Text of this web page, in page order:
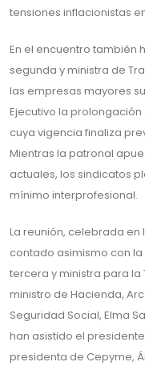
tensiones inflacionistas
En el encuentro también
segunda y ministra de
las empresas mayores
Ejecutivo la
cuya vigencia finaliza
Mientras la patronal
actuales, los sindicatos
mínimo interprofesional.
La reunión, celebrada en
contado asimismo con
tercera y ministra para la
ministro de Hacienda,
Seguridad Social, Elma
han asistido el
presidenta de Cepyme,